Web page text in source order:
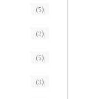
(5)
(2)
(5)
(3)